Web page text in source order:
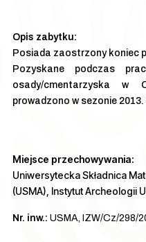
Posiada zaostrzony koniec
Pozyskane podczas
osady/cmentarzyska w
prowadzono w sezonie 2013.
Miejsce przechowywania:
Uniwersytecka Składnica
(USMA), Instytut Archeologii
Nr. inw.: USMA, IZW/Cz/298/